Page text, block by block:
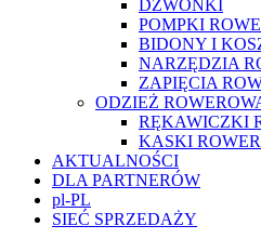
DZWONKI
POMPKI
BIDONY I
NARZĘDZIA
ZAPIĘCIA
ODZIEŻ
RĘKAWICZKI
KASKI
AKTUALNOŚCI
DLA PARTNERÓW
pl-PL
SIEĆ SPRZEDAŻY